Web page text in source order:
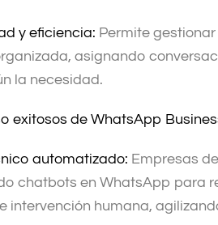
y eficiencia: Permite
asignando
la necesidad.
exitosos de WhatsApp
automatizado: Empresas
chatbots en WhatsApp para
intervención humana,